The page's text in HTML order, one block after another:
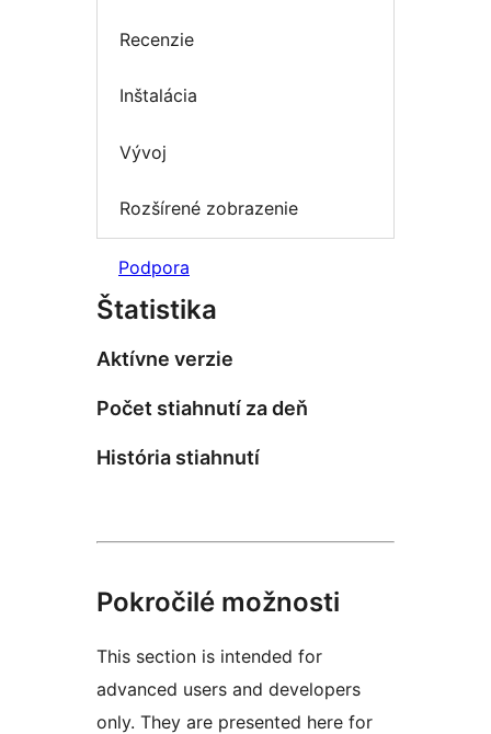
Recenzie
Inštalácia
Vývoj
Rozšírené zobrazenie
Podpora
Štatistika
Aktívne verzie
Počet stiahnutí za deň
História stiahnutí
Pokročilé možnosti
This section is intended for
advanced users and developers
only. They are presented here for